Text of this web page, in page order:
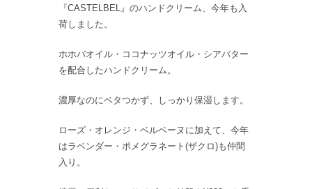
『CASTELBEL』のハンドクリーム、今年も入
荷しました。
ホホバオイル・ココナッツオイル・シアバター
を配合したハンドクリーム。
濃厚なのにベタつかず、しっかり保湿します。
ローズ・オレンジ・ベルベーヌに加えて、今年
はラベンダー・ポメグラネート(ザクロ)も仲間
入り。